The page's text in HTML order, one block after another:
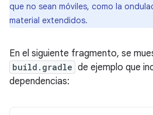
que no sean móviles, como la
material extendidos.
En el siguiente fragmento, se
build.gradle de ejemplo que
dependencias: